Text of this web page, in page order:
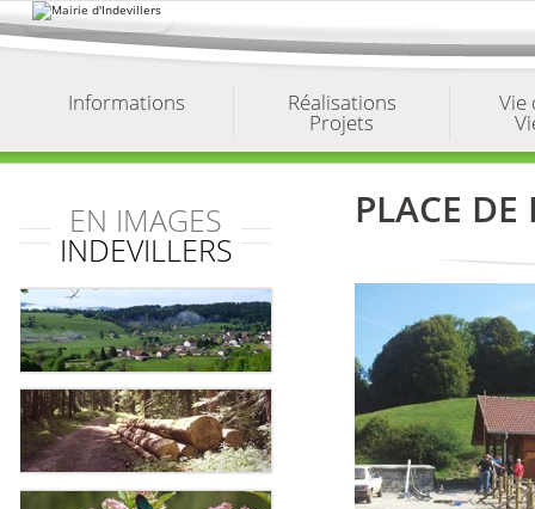
au
contenu.
Informations Réalisations
Projets
Vie
EN IMAGES
INDEVILLERS
PLACE